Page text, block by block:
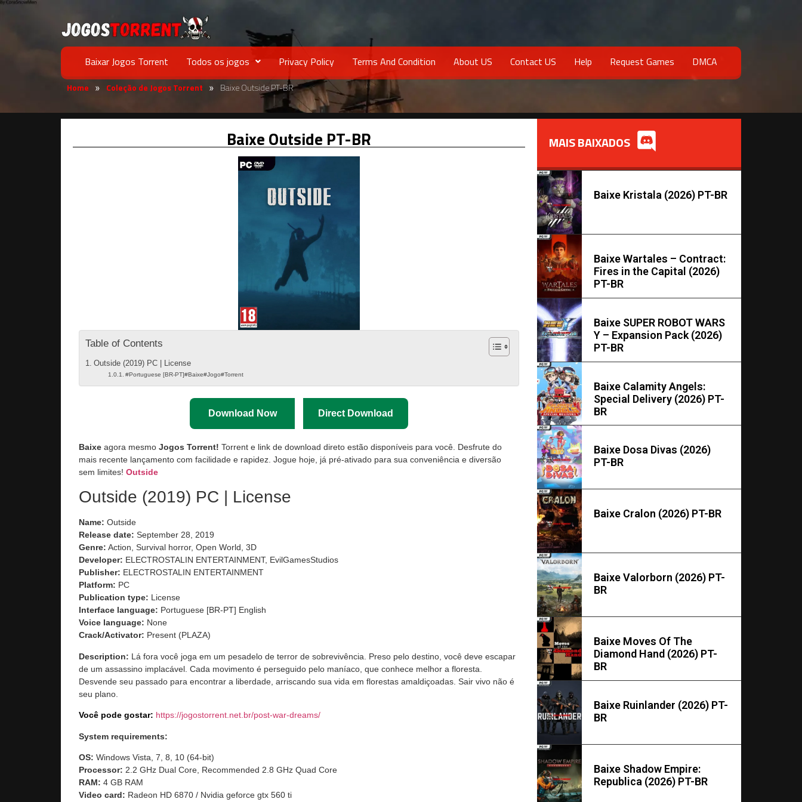
Baixar Jogos Torrent Todos os jogos Privacy Policy Terms And Condition About US Contact US Help Request Games DMCA
Home » Coleção de Jogos Torrent » Baixe Outside PT-BR
Baixe Outside PT-BR
Table of Contents
Outside (2019) PC | License
#Portuguese [BR-PT]#Baixe#Jogo#Torrent
Download Now Direct Download
Baixe agora mesmo Jogos Torrent! Torrent e link de download direto estão disponíveis para você. Desfrute do
mais recente lançamento com facilidade e rapidez. Jogue hoje, já pré-ativado para sua conveniência e diversão
sem limites! Outside
Outside (2019) PC | License
Name: Outside
Release date: September 28, 2019
Genre: Action, Survival horror, Open World, 3D
Developer: ELECTROSTALIN ENTERTAINMENT, EvilGamesStudios
Publisher: ELECTROSTALIN ENTERTAINMENT
Platform: PC
Publication type: License
Interface language: Portuguese [BR-PT] English
Voice language: None
Crack/Activator: Present (PLAZA)
Description: Lá fora você joga em um pesadelo de terror de sobrevivência. Preso pelo destino, você deve escapar
de um assassino implacável. Cada movimento é perseguido pelo maníaco, que conhece melhor a floresta.
Desvende seu passado para encontrar a liberdade, arriscando sua vida em florestas amaldiçoadas. Sair vivo não é
seu plano.
Você pode gostar: https://jogostorrent.net.br/post-war-dreams/
System requirements:
OS: Windows Vista, 7, 8, 10 (64-bit)
Processor: 2.2 GHz Dual Core, Recommended 2.8 GHz Quad Core
RAM: 4 GB RAM
Video card: Radeon HD 6870 / Nvidia geforce gtx 560 ti
MAIS BAIXADOS
Baixe Kristala (2026) PT-BR
Baixe Wartales – Contract:
Fires in the Capital (2026)
PT-BR
Baixe SUPER ROBOT WARS
Y – Expansion Pack (2026)
PT-BR
Baixe Calamity Angels:
Special Delivery (2026) PT-
BR
Baixe Dosa Divas (2026)
PT-BR
Baixe Cralon (2026) PT-BR
Baixe Valorborn (2026) PT-
BR
Baixe Moves Of The
Diamond Hand (2026) PT-
BR
Baixe Ruinlander (2026) PT-
BR
Baixe Shadow Empire:
Republica (2026) PT-BR